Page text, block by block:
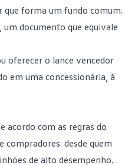
que forma um fundo comum.
documento que equivale
oferecer o lance vencedor
em uma concessionária, à
acordo com as regras do
desde quem
de alto desempenho.